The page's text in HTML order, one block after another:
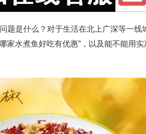
是什么？对于生活在北上广深等一线
家水煮鱼好吃有优惠”，以及能不能用